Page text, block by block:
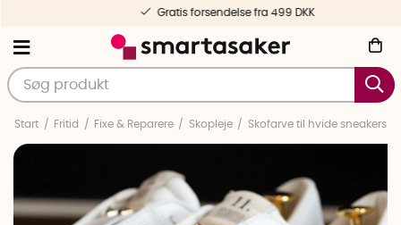
Gratis forsendelse fra 499 DKK
Start Fritid Fixe & Reparere Skopleje Skofarve til hvide sneakers